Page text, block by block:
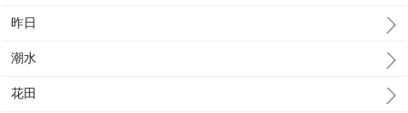
昨日
潮水
花田